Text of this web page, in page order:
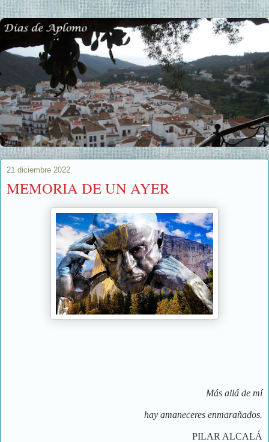
21 diciembre 2022
MEMORIA DE UN AYER
Más allá de mí
hay amaneceres enmarañados.
PILAR ALCALÁ